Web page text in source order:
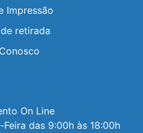
Impressão
retirada
On Line
das 9:00h às 18:00h